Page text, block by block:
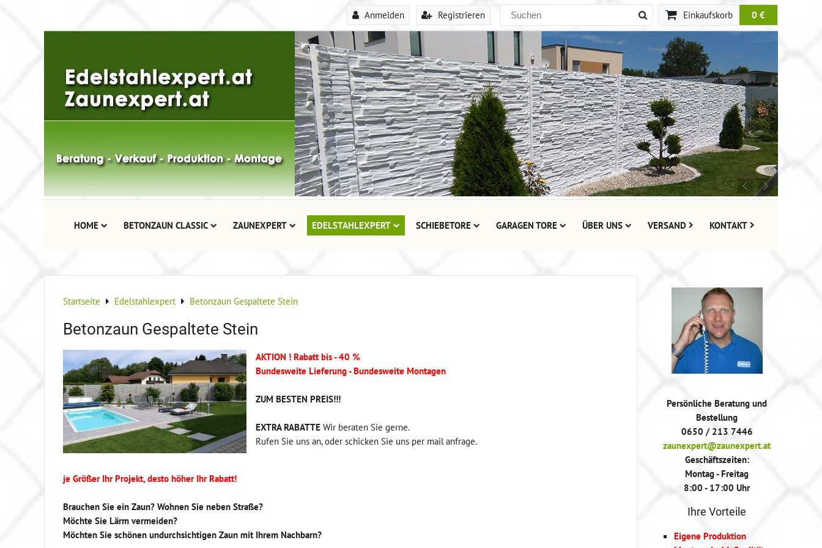
Anmelden Registrieren Einkaufskorb 0 €
HOME BETONZAUN CLASSIC ZAUNEXPERT EDELSTAHLEXPERT SCHIEBETORE GARAGEN TORE ÜBER UNS VERSAND KONTAKT
Startseite Edelstahlexpert Betonzaun Gespaltete Stein
Betonzaun Gespaltete Stein
AKTION ! Rabatt bis - 40 %
Bundesweite Lieferung - Bundesweite Montagen
ZUM BESTEN PREIS!!!
EXTRA RABATTE Wir beraten Sie gerne.
Rufen Sie uns an, oder schicken Sie uns per mail anfrage.
je Größer Ihr Projekt, desto höher Ihr Rabatt!
Brauchen Sie ein Zaun? Wohnen Sie neben Straße?
Möchte Sie Lärm vermeiden?
Möchten Sie schönen undurchsichtigen Zaun mit Ihrem Nachbarn?
Persönliche Beratung und
Bestellung
0650 / 213 7446
zaunexpert@zaunexpert.at
Geschäftszeiten:
Montag - Freitag
8:00 - 17:00 Uhr
Ihre Vorteile
Eigene Produktion